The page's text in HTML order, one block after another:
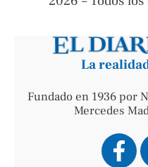
La
Fundado en 1936 por
Mercedes